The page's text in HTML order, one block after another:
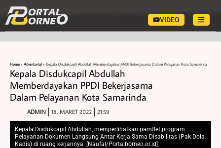
VIDEO
Home » Advertorial » Kepala Disdukcapil Abdullah Memberdayakan PPDI Bekerjasama Dalam Pelayanan Kota Samarinda
Kepala Disdukcapil Abdullah
Memberdayakan PPDI Bekerjasama
Dalam Pelayanan Kota Samarinda
ADMIN 18, MARET 2022 21:59
Kepala Disdukcapil Abdullah, memperlihatkan pamflet program
Pelayanan Dokumen Langsung Antar Kerja Sama Disabilitas (Pak Dola
Kadis) di ruang kerjannya. [Naufal/Portalborneo.or.id]